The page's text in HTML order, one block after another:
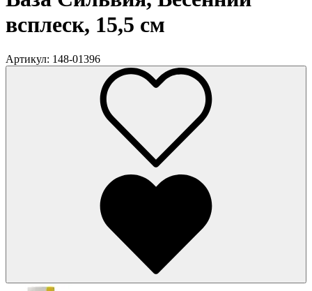
всплеск, 15,5 см
Артикул: 148-01396